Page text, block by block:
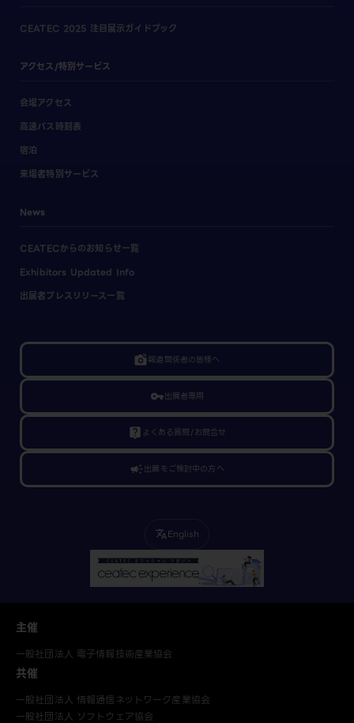
CEATEC 2025 注目展示ガイドブック
アクセス/特別サービス
会場アクセス
高速バス時刻表
宿泊
来場者特別サービス
News
CEATECからのお知らせ一覧
Exhibitors Updated Info
出展者プレスリリース一覧
linked_camera報道関係者の皆様へ
vpn_key出展者専用
live_help よくある質問/お問合せ
campaign出展をご検討中の方へ
translateEnglish
主催
一般社団法人 電子情報技術産業協会
共催
一般社団法人 情報通信ネットワーク産業協会
一般社団法人 ソフトウェア協会